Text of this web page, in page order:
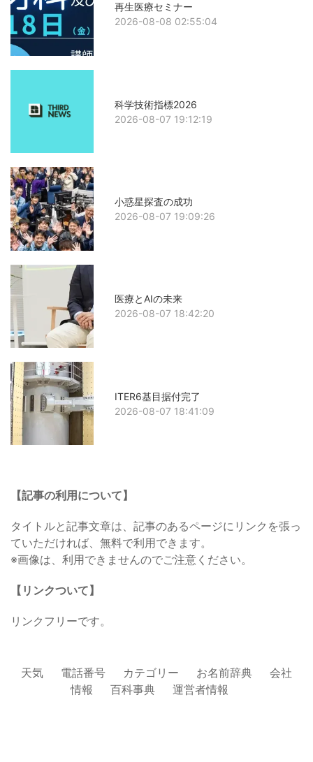
再生医療セミナー
2026-08-08 02:55:04
科学技術指標2026
2026-08-07 19:12:19
小惑星探査の成功
2026-08-07 19:09:26
医療とAIの未来
2026-08-07 18:42:20
ITER6基目据付完了
2026-08-07 18:41:09
【記事の利用について】
タイトルと記事文章は、記事のあるページにリンクを張っ
ていただければ、無料で利用できます。
※画像は、利用できませんのでご注意ください。
【リンクついて】
リンクフリーです。
天気 電話番号 カテゴリー お名前辞典
会社
情報
百科事典 運営者情報